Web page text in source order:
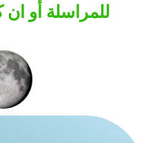
للمراسلة أو